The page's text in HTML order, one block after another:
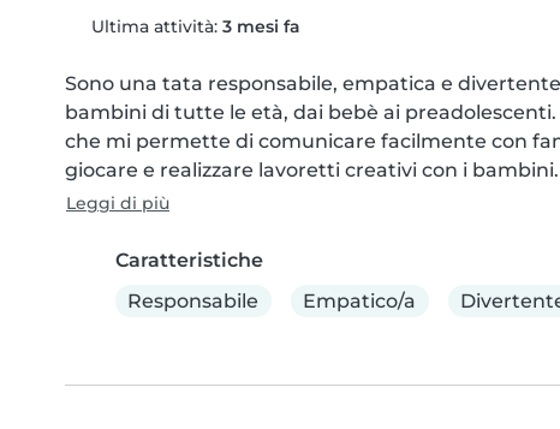
Ultima attività: 3 mesi fa
Sono una tata responsabile, empatica e
bambini di tutte le età, dai bebè ai
che mi permette di comunicare facilmente con
giocare e realizzare lavoretti creativi con i
Leggi di più
Caratteristiche
Responsabile
Empatico/a